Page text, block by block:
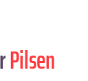
Pilsen